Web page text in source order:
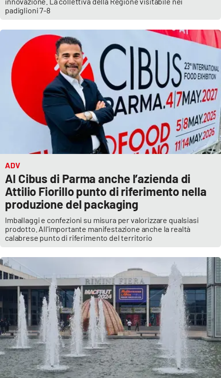
Android
padiglioni 7-8
ADV
Al Cibus di Parma anche l’azienda di
Attilio Fiorillo punto di riferimento nella
produzione del packaging
Imballaggi e confezioni su misura per valorizzare qualsiasi
prodotto. All'importante manifestazione anche la realtà
calabrese punto di riferimento del territorio